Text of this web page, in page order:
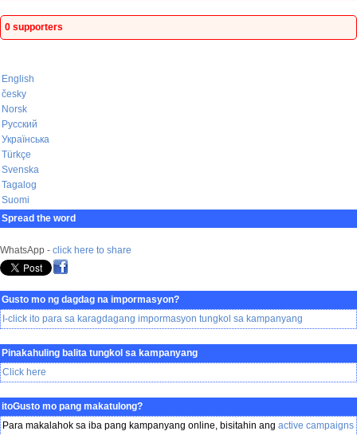
0 supporters
English
česky
Norsk
Русский
Українська
Türkçe
Svenska
Tagalog
Suomi
Spread the word
WhatsApp - click here to share
Gusto mo ng dagdag na impormasyon?
I-click ito para sa karagdagang impormasyon tungkol sa kampanyang
Pinakahuling balita tungkol sa kampanyang
Click here
itoGusto mo pang makatulong?
Para makalahok sa iba pang kampanyang online, bisitahin ang active campaigns